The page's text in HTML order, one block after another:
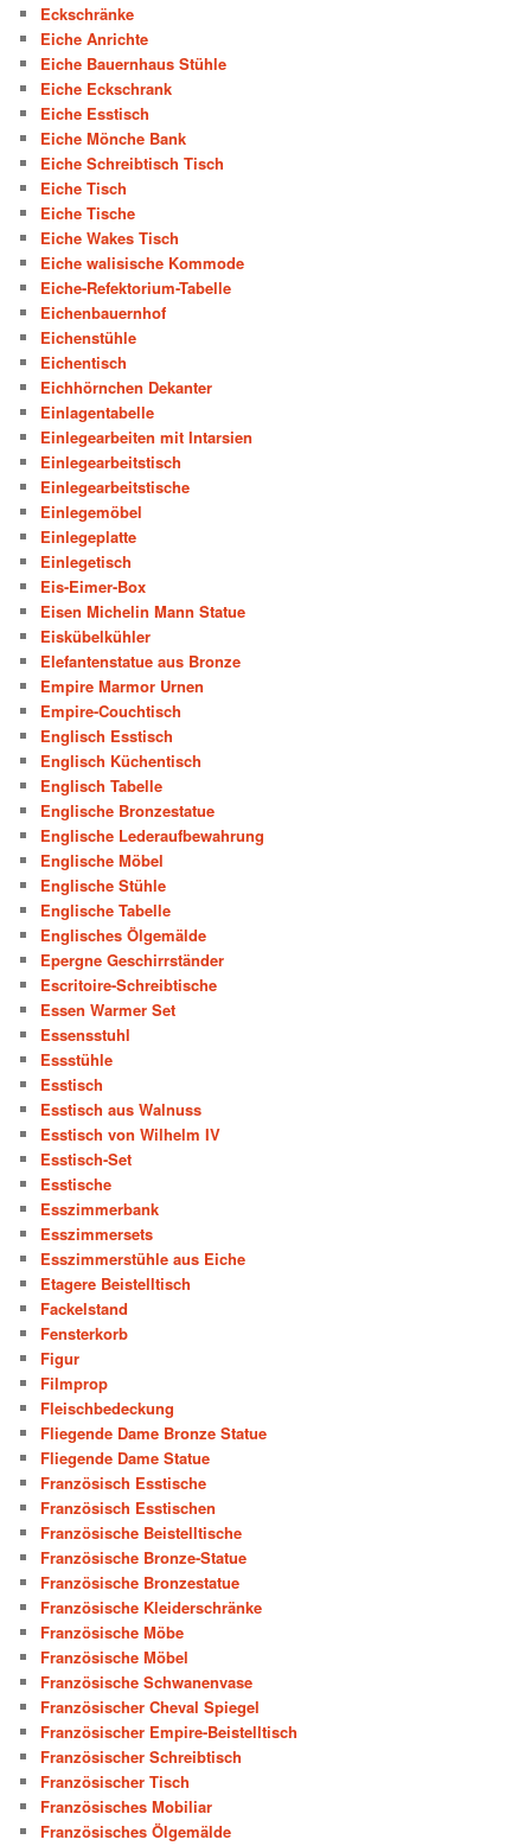
Eckschränke
Eiche Anrichte
Eiche Bauernhaus Stühle
Eiche Eckschrank
Eiche Esstisch
Eiche Mönche Bank
Eiche Schreibtisch Tisch
Eiche Tisch
Eiche Tische
Eiche Wakes Tisch
Eiche walisische Kommode
Eiche-Refektorium-Tabelle
Eichenbauernhof
Eichenstühle
Eichentisch
Eichhörnchen Dekanter
Einlagentabelle
Einlegearbeiten mit Intarsien
Einlegearbeitstisch
Einlegearbeitstische
Einlegemöbel
Einlegeplatte
Einlegetisch
Eis-Eimer-Box
Eisen Michelin Mann Statue
Eiskübelkühler
Elefantenstatue aus Bronze
Empire Marmor Urnen
Empire-Couchtisch
Englisch Esstisch
Englisch Küchentisch
Englisch Tabelle
Englische Bronzestatue
Englische Lederaufbewahrung
Englische Möbel
Englische Stühle
Englische Tabelle
Englisches Ölgemälde
Epergne Geschirrständer
Escritoire-Schreibtische
Essen Warmer Set
Essensstuhl
Essstühle
Esstisch
Esstisch aus Walnuss
Esstisch von Wilhelm IV
Esstisch-Set
Esstische
Esszimmerbank
Esszimmersets
Esszimmerstühle aus Eiche
Etagere Beistelltisch
Fackelstand
Fensterkorb
Figur
Filmprop
Fleischbedeckung
Fliegende Dame Bronze Statue
Fliegende Dame Statue
Französisch Esstische
Französisch Esstischen
Französische Beistelltische
Französische Bronze-Statue
Französische Bronzestatue
Französische Kleiderschränke
Französische Möbe
Französische Möbel
Französische Schwanenvase
Französischer Cheval Spiegel
Französischer Empire-Beistelltisch
Französischer Schreibtisch
Französischer Tisch
Französisches Mobiliar
Französisches Ölgemälde